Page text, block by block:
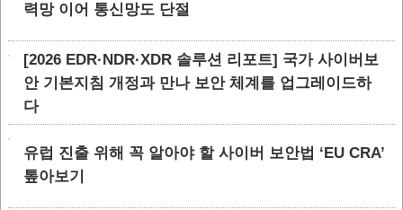
력망 이어 통신망도 단절
[2026 EDR·NDR·XDR 솔루션 리포트] 국가 사이버보
안 기본지침 개정과 만나 보안 체계를 업그레이드하
다
유럽 진출 위해 꼭 알아야 할 사이버 보안법 ‘EU CRA’
톺아보기